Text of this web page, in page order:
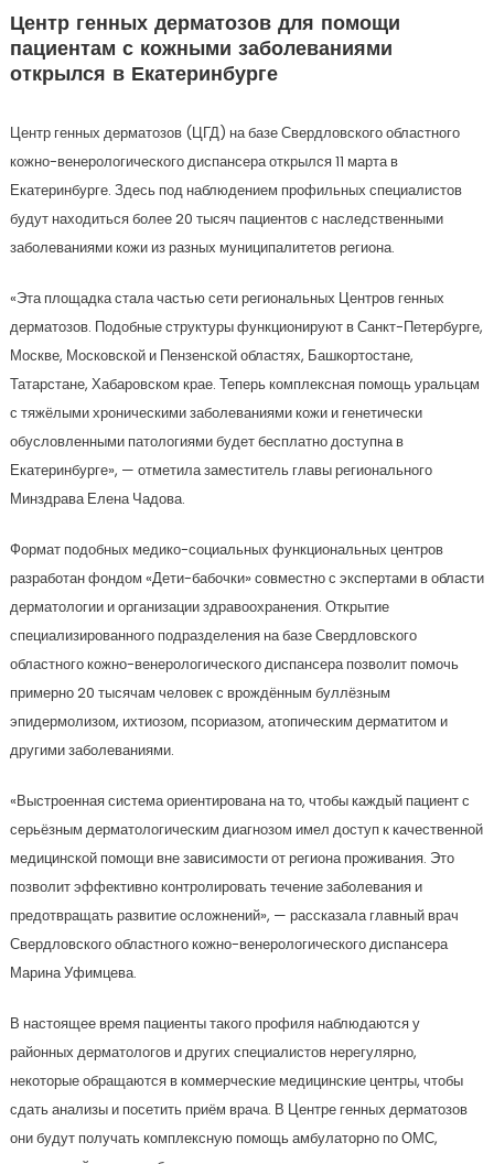
Центр генных дерматозов для помощи
пациентам с кожными заболеваниями
открылся в Екатеринбурге
Центр генных дерматозов (ЦГД) на базе Свердловского областного
кожно-венерологического диспансера открылся 11 марта в
Екатеринбурге. Здесь под наблюдением профильных специалистов
будут находиться более 20 тысяч пациентов с наследственными
заболеваниями кожи из разных муниципалитетов региона.
«Эта площадка стала частью сети региональных Центров генных
дерматозов. Подобные структуры функционируют в Санкт-Петербурге,
Москве, Московской и Пензенской областях, Башкортостане,
Татарстане, Хабаровском крае. Теперь комплексная помощь уральцам
с тяжёлыми хроническими заболеваниями кожи и генетически
обусловленными патологиями будет бесплатно доступна в
Екатеринбурге», — отметила заместитель главы регионального
Минздрава Елена Чадова.
Формат подобных медико-социальных функциональных центров
разработан фондом «Дети-бабочки» совместно с экспертами в области
дерматологии и организации здравоохранения. Открытие
специализированного подразделения на базе Свердловского
областного кожно-венерологического диспансера позволит помочь
примерно 20 тысячам человек с врождённым буллёзным
эпидермолизом, ихтиозом, псориазом, атопическим дерматитом и
другими заболеваниями.
«Выстроенная система ориентирована на то, чтобы каждый пациент с
серьёзным дерматологическим диагнозом имел доступ к качественной
медицинской помощи вне зависимости от региона проживания. Это
позволит эффективно контролировать течение заболевания и
предотвращать развитие осложнений», — рассказала главный врач
Свердловского областного кожно-венерологического диспансера
Марина Уфимцева.
В настоящее время пациенты такого профиля наблюдаются у
районных дерматологов и других специалистов нерегулярно,
некоторые обращаются в коммерческие медицинские центры, чтобы
сдать анализы и посетить приём врача. В Центре генных дерматозов
они будут получать комплексную помощь амбулаторно по ОМС,